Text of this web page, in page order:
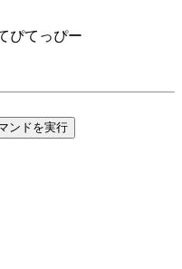
ぴてっぴー